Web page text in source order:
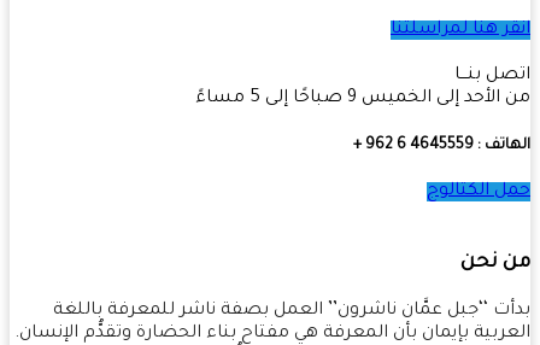
هنا لمراسلتنا
بنـــا
إلى الخميس 9 صباحًا إلى 5 مساءً
6 962 +
الكتالوج
نحن
‘‘جبل عمَّان ناشرون’’ العمل بصفة ناشر للمعرفة باللغة
بإيمان بأن المعرفة هي مفتاح بناء الحضارة وتقدُّم الإنسان.